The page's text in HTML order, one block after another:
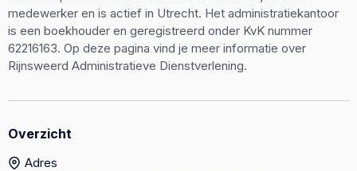
medewerker en is actief in Utrecht. Het administratiekantoor
is een boekhouder en geregistreerd onder KvK nummer
62216163. Op deze pagina vind je meer informatie over
Rijnsweerd Administratieve Dienstverlening.
Overzicht
Adres